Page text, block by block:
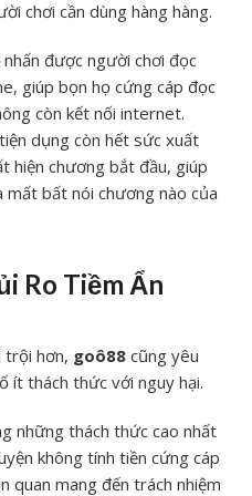
chơi cần dùng hàng hàng.
được người chơi đọc
giúp bọn họ cứng cáp đọc
còn kết nối internet.
dụng còn hết sức xuất
hiện chương bắt đầu, giúp
bất nói chương nào của
Ro Tiềm Ẩn
trội hơn, goô88 cũng yêu
ít thách thức với nguy hại.
những thách thức cao nhất
không tính tiền cứng cáp
quan mang đến trách nhiệm